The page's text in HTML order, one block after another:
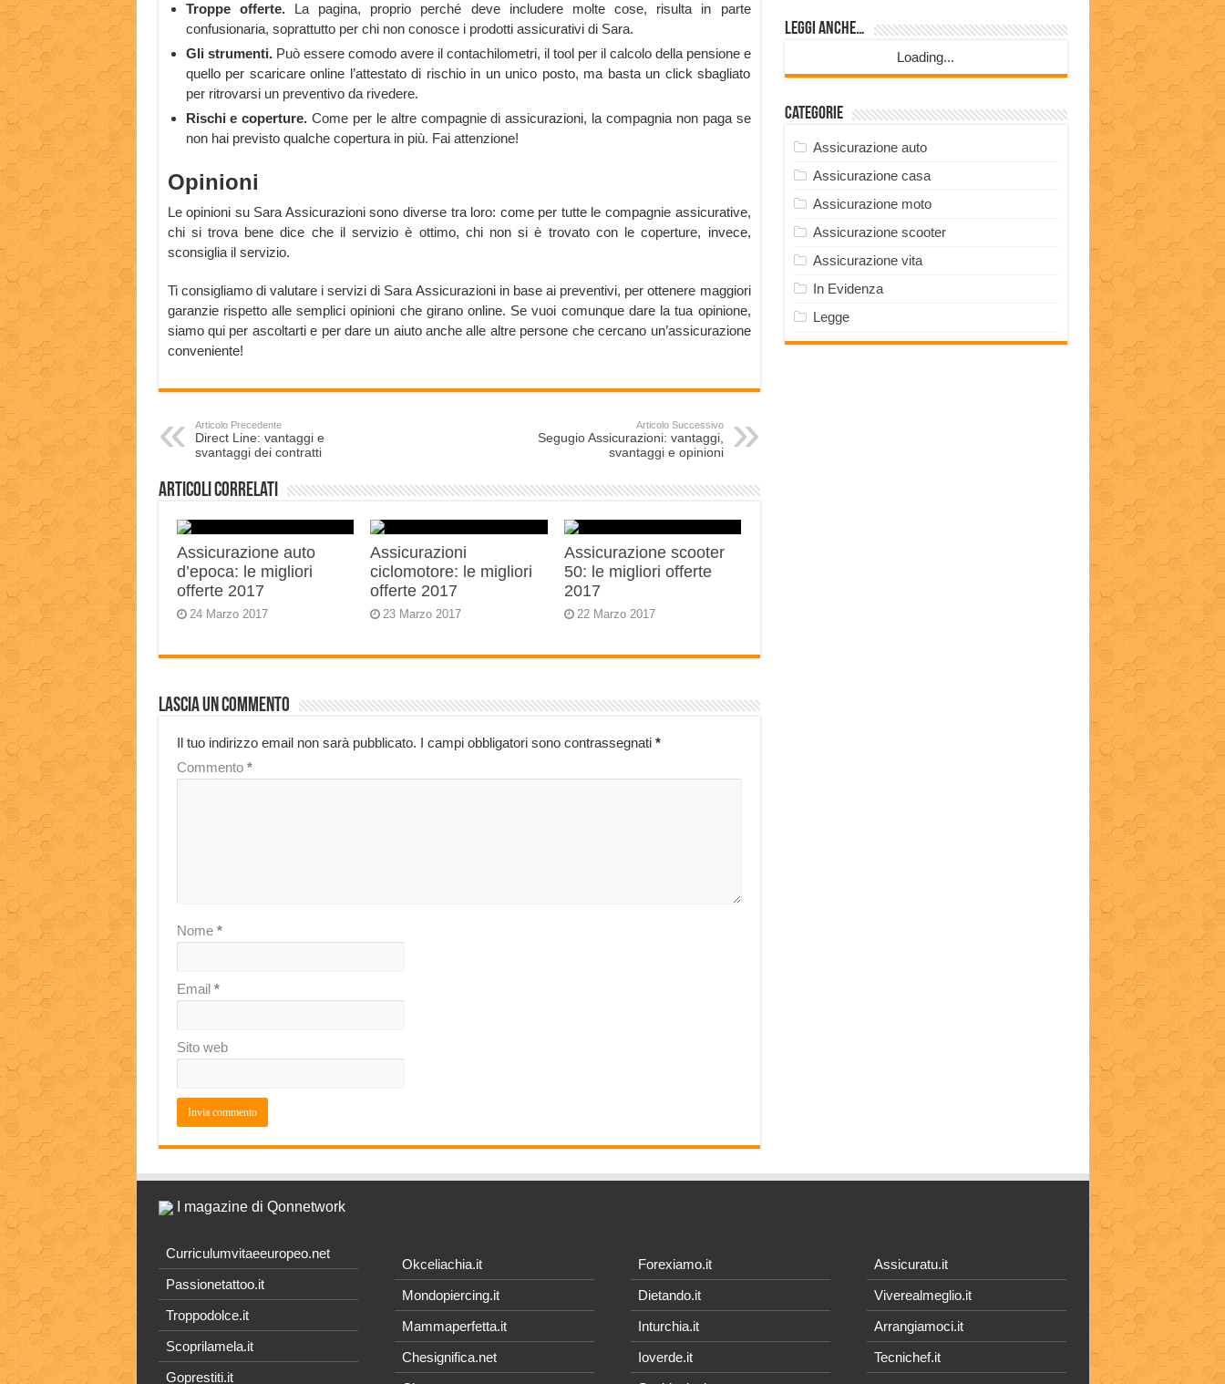
Troppe offerte. La pagina, proprio perché deve includere molte cose, risulta in parte
confusionaria, soprattutto per chi non conosce i prodotti assicurativi di Sara.
Gli strumenti. Può essere comodo avere il contachilometri, il tool per il calcolo della pensione e
quello per scaricare online l’attestato di rischio in un unico posto, ma basta un click sbagliato
per ritrovarsi un preventivo da rivedere.
Rischi e coperture.Come per le altre compagnie di assicurazioni, la compagnia non paga se
non hai previsto qualche copertura in più. Fai attenzione!
Opinioni
Le opinioni su Sara Assicurazioni sono diverse tra loro: come per tutte le compagnie assicurative,
chi si trova bene dice che il servizio è ottimo, chi non si è trovato con le coperture, invece,
sconsiglia il servizio.
Ti consigliamo di valutare i servizi di Sara Assicurazioni in base ai preventivi, per ottenere maggiori
garanzie rispetto alle semplici opinioni che girano online. Se vuoi comunque dare la tua opinione,
siamo qui per ascoltarti e per dare un aiuto anche alle altre persone che cercano un’assicurazione
conveniente!
Articolo Precedente
Direct Line: vantaggi e
svantaggi dei contratti
Articolo Successivo
Segugio Assicurazioni: vantaggi,
svantaggi e opinioni
Articoli correlati
Assicurazione auto
d’epoca: le migliori
offerte 2017
24 Marzo 2017
Assicurazioni
ciclomotore: le migliori
offerte 2017
23 Marzo 2017
Assicurazione scooter
50: le migliori offerte
2017
22 Marzo 2017
Lascia un commento
Il tuo indirizzo email non sarà pubblicato. I campi obbligatori sono contrassegnati *
Commento *
Nome *
Email *
Sito web
Leggi anche…
Loading...
Categorie
Assicurazione auto
Assicurazione casa
Assicurazione moto
Assicurazione scooter
Assicurazione vita
In Evidenza
Legge
I magazine di Qonnetwork
Curriculumvitaeeuropeo.net
Passionetattoo.it
Troppodolce.it
Scoprilamela.it
Goprestiti.it
Okceliachia.it
Mondopiercing.it
Mammaperfetta.it
Chesignifica.net
Forexiamo.it
Dietando.it
Inturchia.it
Ioverde.it
Assicuratu.it
Viverealmeglio.it
Arrangiamoci.it
Tecnichef.it